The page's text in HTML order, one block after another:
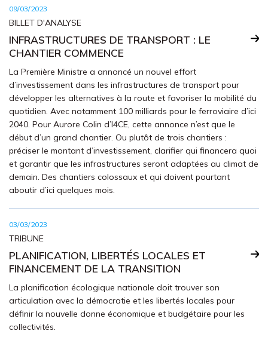
09/03/2023
BILLET D'ANALYSE
INFRASTRUCTURES DE TRANSPORT : LE
CHANTIER COMMENCE
La Première Ministre a annoncé un nouvel effort
d’investissement dans les infrastructures de transport pour
développer les alternatives à la route et favoriser la mobilité du
quotidien. Avec notamment 100 milliards pour le ferroviaire d’ici
2040. Pour Aurore Colin d’I4CE, cette annonce n’est que le
début d’un grand chantier. Ou plutôt de trois chantiers :
préciser le montant d’investissement, clarifier qui financera quoi
et garantir que les infrastructures seront adaptées au climat de
demain. Des chantiers colossaux et qui doivent pourtant
aboutir d’ici quelques mois.
03/03/2023
TRIBUNE
PLANIFICATION, LIBERTÉS LOCALES ET
FINANCEMENT DE LA TRANSITION
La planification écologique nationale doit trouver son
articulation avec la démocratie et les libertés locales pour
définir la nouvelle donne économique et budgétaire pour les
collectivités.